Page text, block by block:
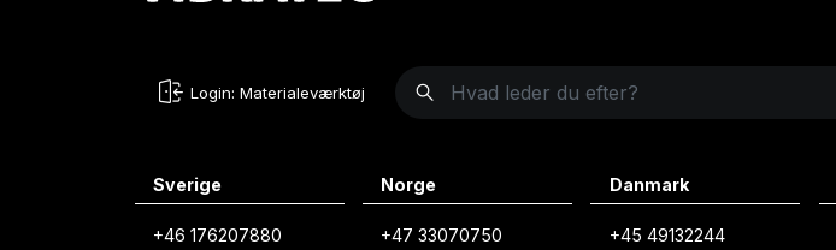
Login: Materialeværktøj
Sverige
+46 176207880
Norge
+47 33070750
Danmark
+45 49132244